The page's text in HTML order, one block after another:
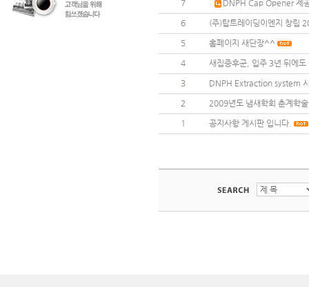
7 DNPH Cap Opener 제
6 (주)탑트레이딩이엔지 창립
5 홈페이지 새단장^^
4 새집증후군, 입주 3년 뒤에도
3 DNPH Extraction system
2 2009년도 냄새학회 춘계학
1 공지사항 게시판 입니다.